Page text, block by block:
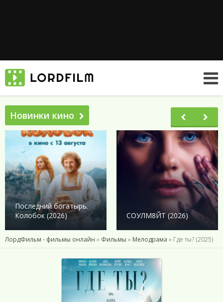
Новинки кино
Последний богатырь.
Колобок (2026)
СОУЛМ8ЙТ (2026)
ЛордФильм - фильмы онлайн » Фильмы » Мелодрама » Где ты? (2025)